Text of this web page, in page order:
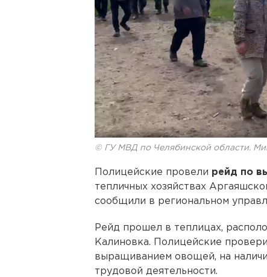
© ГУ МВД по Челябинской области.
Полицейские провели рейд по
тепличных хозяйствах
сообщили в региональном
Рейд прошел в теплицах,
Калиновка. Полицейские
выращиванием овощей, на
трудовой деятельности.